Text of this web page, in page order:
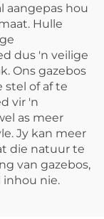
aangepas hou
Hulle
dus 'n veilige
Ons gazebos
stel of af te
vir 'n
as meer
Jy kan meer
die natuur te
van gazebos,
nie.